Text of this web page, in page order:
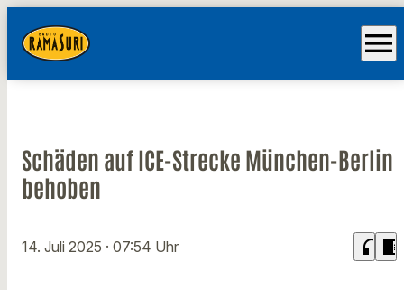
menu
Schäden auf ICE-Strecke München-Berlin
behoben
14. Juli 2025 · 07:54 Uhr headphones chrome_reader_mode